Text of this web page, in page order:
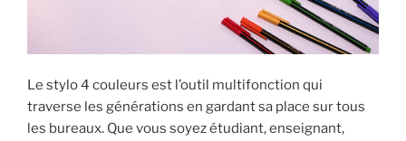
Le stylo 4 couleurs est l’outil multifonction qui
traverse les générations en gardant sa place sur tous
les bureaux. Que vous soyez étudiant, enseignant,